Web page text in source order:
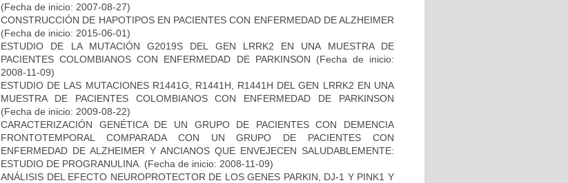
(Fecha de inicio: 2007-08-27)
CONSTRUCCIÓN DE HAPOTIPOS EN PACIENTES CON ENFERMEDAD DE ALZHEIMER
(Fecha de inicio: 2015-06-01)
ESTUDIO DE LA MUTACIÓN G2019S DEL GEN LRRK2 EN UNA MUESTRA DE
PACIENTES COLOMBIANOS CON ENFERMEDAD DE PARKINSON (Fecha de inicio:
2008-11-09)
ESTUDIO DE LAS MUTACIONES R1441G, R1441H, R1441H DEL GEN LRRK2 EN UNA
MUESTRA DE PACIENTES COLOMBIANOS CON ENFERMEDAD DE PARKINSON
(Fecha de inicio: 2009-08-22)
CARACTERIZACIÓN GENÉTICA DE UN GRUPO DE PACIENTES CON DEMENCIA
FRONTOTEMPORAL COMPARADA CON UN GRUPO DE PACIENTES CON
ENFERMEDAD DE ALZHEIMER Y ANCIANOS QUE ENVEJECEN SALUDABLEMENTE:
ESTUDIO DE PROGRANULINA. (Fecha de inicio: 2008-11-09)
ANÁLISIS DEL EFECTO NEUROPROTECTOR DE LOS GENES PARKIN, DJ-1 Y PINK1 Y